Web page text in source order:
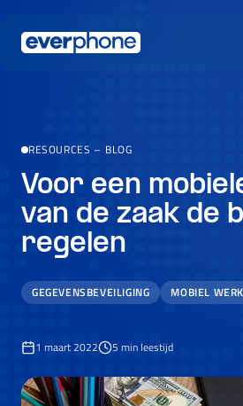
RESOURCES – BLOG
Voor een
van de zaak de
regelen
GEGEVENSBEVEILIGING MOBIEL
1 maart 2022 5 min leestijd